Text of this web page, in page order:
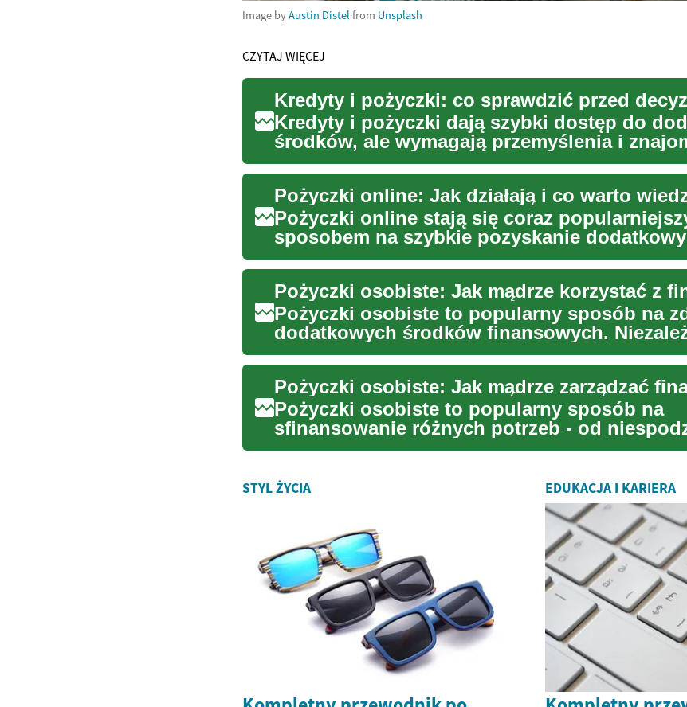
Image byAustin Distel from Unsplash
CZYTAJ WIĘCEJ
Kredyty i pożyczki: co sprawdzić przed
Kredyty i pożyczki dają szybki dostęp do
środków, ale wymagają przemyślenia i
kosztów. Przeczy...
Pożyczki online: Jak działają i co warto
Pożyczki online stają się coraz
sposobem na szybkie pozyskanie
finansowych. W dzi...
Pożyczki osobiste: Jak mądrze korzystać z
Pożyczki osobiste to popularny sposób na
dodatkowych środków finansowych.
tego, czy chcesz sf...
Pożyczki osobiste to popularny sposób na
sfinansowanie różnych potrzeb - od
wydatków po większe inwe...
STYL ŻYCIA EDUKACJA I KARIERA